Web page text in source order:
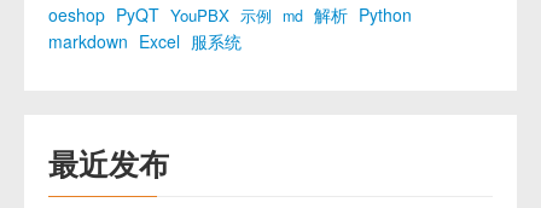
oeshop PyQT YouPBX 示例 md 解析 Python
markdown Excel 服系统
最近发布